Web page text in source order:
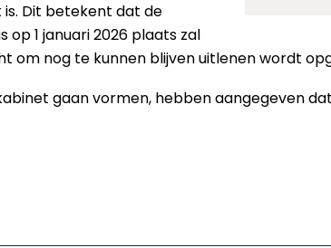
Dit betekent dat de
1 januari 2026 plaats zal
om nog te kunnen blijven uitlenen wordt
gaan vormen, hebben aangegeven